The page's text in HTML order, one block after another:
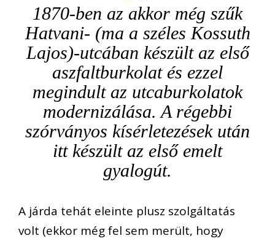
1870-ben az akkor még szűk
Hatvani- (ma a széles Kossuth
Lajos)-utcában készült az első
aszfaltburkolat és ezzel
megindult az utcaburkolatok
modernizálása. A régebbi
szórványos kísérletezések után
itt készült az első emelt
gyalogút.
A járda tehát eleinte plusz szolgáltatás
volt (ekkor még fel sem merült, hogy